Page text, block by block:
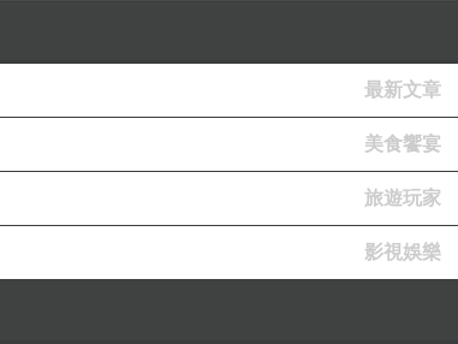
最新文章
美食饗宴
旅遊玩家
影視娛樂